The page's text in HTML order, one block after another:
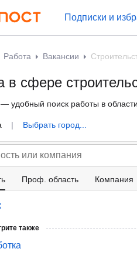
Подписки и
Работа Вакансии
в сфере
удобный поиск работы в
| Выбрать город...
Проф. область Компания
также